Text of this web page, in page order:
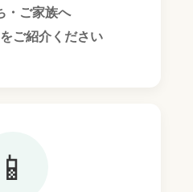
・ご家族へ
ご紹介ください
📱